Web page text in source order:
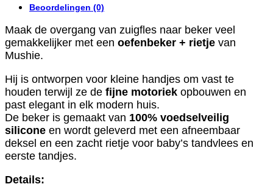
Beoordelingen (0)
Maak de overgang van zuigfles naar beker veel
gemakkelijker met een oefenbeker + rietje van
Mushie.
Hij is ontworpen voor kleine handjes om vast te
houden terwijl ze de fijne motoriek opbouwen en
past elegant in elk modern huis.
De beker is gemaakt van 100% voedselveilig
silicone en wordt geleverd met een afneembaar
deksel en een zacht rietje voor baby’s tandvlees en
eerste tandjes.
Details: